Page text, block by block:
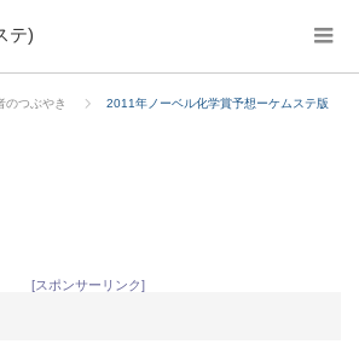
テ)
のつぶやき 2011年ノーベル化学賞予想ーケムステ版
[スポンサーリンク]